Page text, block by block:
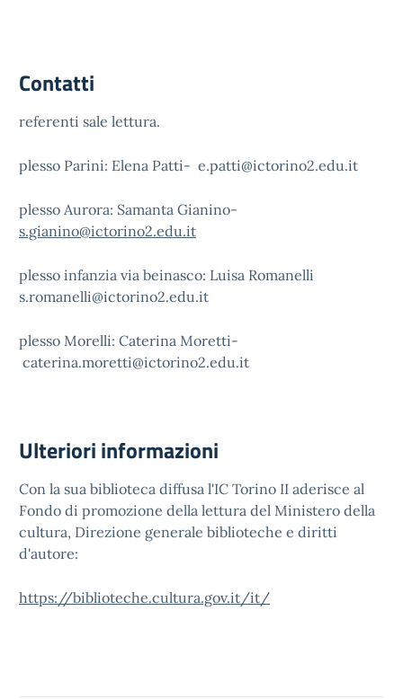
Contatti
referenti sale lettura.
plesso Parini: Elena Patti- e.patti@ictorino2.edu.it
plesso Aurora: Samanta Gianino-
s.gianino@ictorino2.edu.it
plesso infanzia via beinasco: Luisa Romanelli
s.romanelli@ictorino2.edu.it
plesso Morelli: Caterina Moretti-
caterina.moretti@ictorino2.edu.it
Ulteriori informazioni
Con la sua biblioteca diffusa l'IC Torino II aderisce al
Fondo di promozione della lettura del Ministero della
cultura, Direzione generale biblioteche e diritti
d'autore:
https://biblioteche.cultura.gov.it/it/